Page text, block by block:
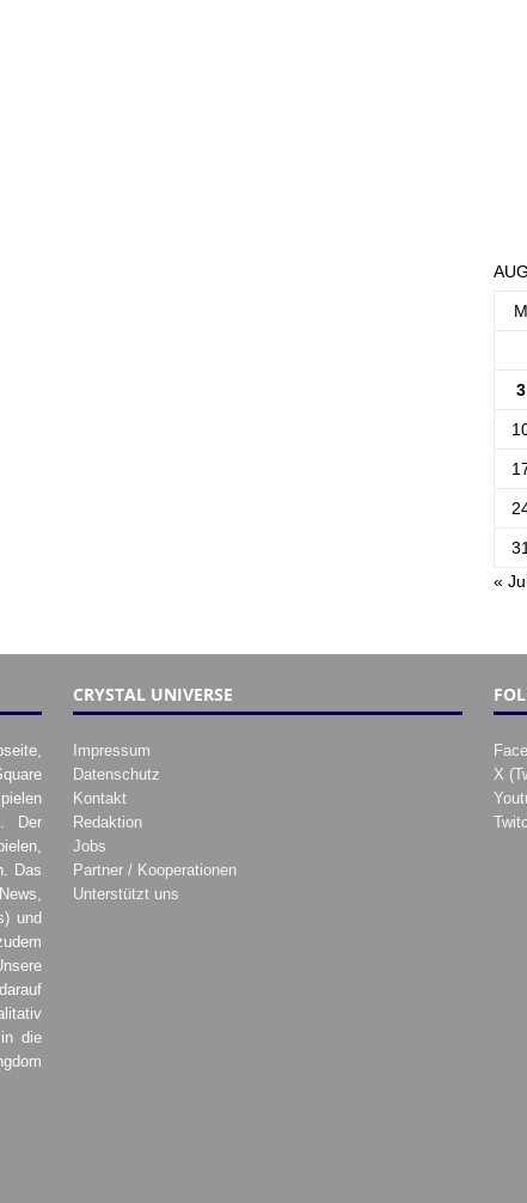
M
3
31
«
Der
Das
und
die
CRYSTAL UNIVERSE
Impressum
Datenschutz
Kontakt
Redaktion
Jobs
Partner / Kooperationen
Unterstützt uns
X